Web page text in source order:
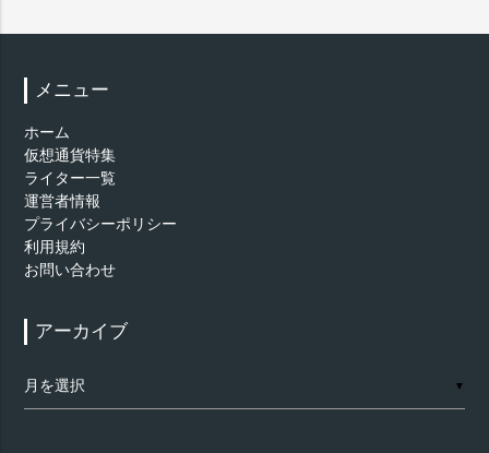
メニュー
ホーム
仮想通貨特集
ライター一覧
運営者情報
プライバシーポリシー
利用規約
お問い合わせ
アーカイブ
ー
▼